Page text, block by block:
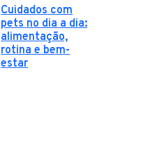
Cuidados com
pets no dia a dia:
alimentação,
rotina e bem-
estar